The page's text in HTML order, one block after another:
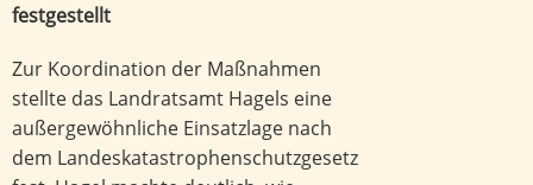
festgestellt
Zur Koordination der Maßnahmen
stellte das Landratsamt Hagels eine
außergewöhnliche Einsatzlage nach
dem Landeskatastrophenschutzgesetz